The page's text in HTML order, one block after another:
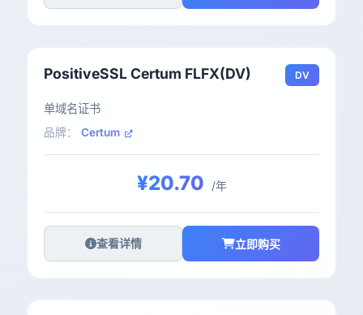
PositiveSSL Certum FLFX(DV) DV
单域名证书
品牌： Certum
¥20.70 /年
查看详情 立即购买